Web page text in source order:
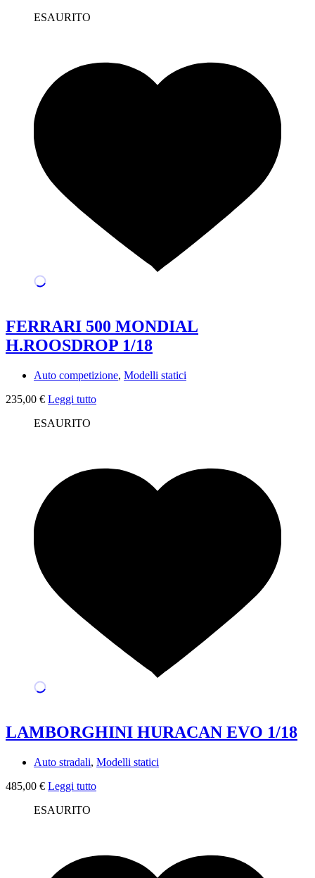
ESAURITO
FERRARI 500 MONDIAL
H.ROOSDROP 1/18
Auto competizione, Modelli statici
235,00 € Leggi tutto
ESAURITO
LAMBORGHINI HURACAN EVO 1/18
Auto stradali, Modelli statici
485,00 € Leggi tutto
ESAURITO